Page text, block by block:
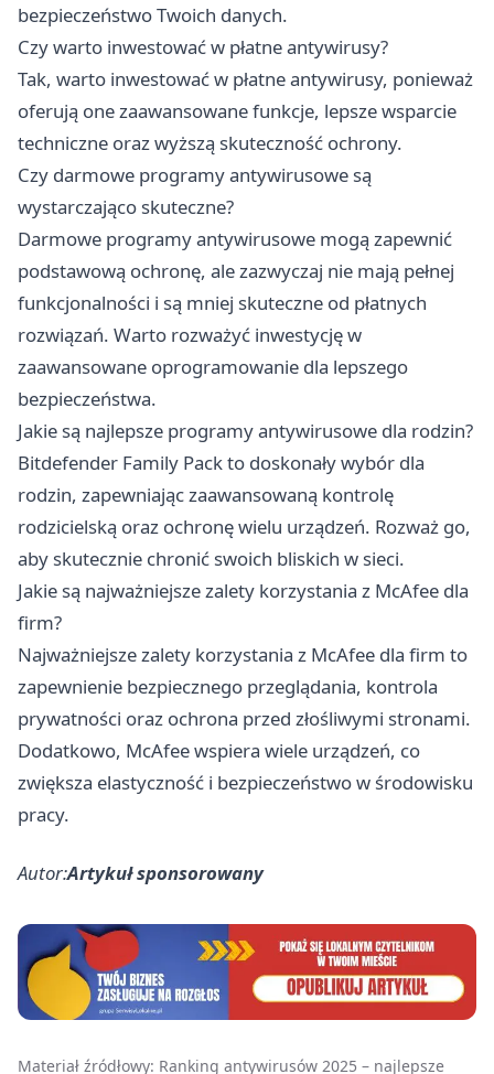
bezpieczeństwo Twoich danych.
Czy warto inwestować w płatne antywirusy?
Tak, warto inwestować w płatne antywirusy, ponieważ
oferują one zaawansowane funkcje, lepsze wsparcie
techniczne oraz wyższą skuteczność ochrony.
Czy darmowe programy antywirusowe są
wystarczająco skuteczne?
Darmowe programy antywirusowe mogą zapewnić
podstawową ochronę, ale zazwyczaj nie mają pełnej
funkcjonalności i są mniej skuteczne od płatnych
rozwiązań. Warto rozważyć inwestycję w
zaawansowane oprogramowanie dla lepszego
bezpieczeństwa.
Jakie są najlepsze programy antywirusowe dla rodzin?
Bitdefender Family Pack to doskonały wybór dla
rodzin, zapewniając zaawansowaną kontrolę
rodzicielską oraz ochronę wielu urządzeń. Rozważ go,
aby skutecznie chronić swoich bliskich w sieci.
Jakie są najważniejsze zalety korzystania z McAfee dla
firm?
Najważniejsze zalety korzystania z McAfee dla firm to
zapewnienie bezpiecznego przeglądania, kontrola
prywatności oraz ochrona przed złośliwymi stronami.
Dodatkowo, McAfee wspiera wiele urządzeń, co
zwiększa elastyczność i bezpieczeństwo w środowisku
pracy.
Autor:Artykuł sponsorowany
Materiał źródłowy: Ranking antywirusów 2025 – najlepsze